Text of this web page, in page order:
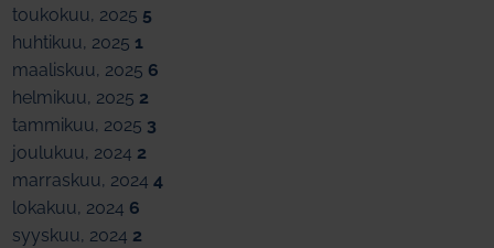
toukokuu, 2025 5
huhtikuu, 2025 1
maaliskuu, 2025 6
helmikuu, 2025 2
tammikuu, 2025 3
joulukuu, 2024 2
marraskuu, 20244
lokakuu, 2024 6
syyskuu, 2024 2